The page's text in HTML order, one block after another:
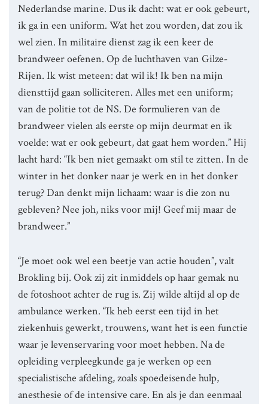
Nederlandse marine. Dus ik dacht: wat er ook gebeurt,
ik ga in een uniform. Wat het zou worden, dat zou ik
wel zien. In militaire dienst zag ik een keer de
brandweer oefenen. Op de luchthaven van Gilze-
Rijen. Ik wist meteen: dat wil ik! Ik ben na mijn
diensttijd gaan solliciteren. Alles met een uniform;
van de politie tot de NS. De formulieren van de
brandweer vielen als eerste op mijn deurmat en ik
voelde: wat er ook gebeurt, dat gaat hem worden.” Hij
lacht hard: “Ik ben niet gemaakt om stil te zitten. In de
winter in het donker naar je werk en in het donker
terug? Dan denkt mijn lichaam: waar is die zon nu
gebleven? Nee joh, niks voor mij! Geef mij maar de
brandweer.”
“Je moet ook wel een beetje van actie houden”, valt
Brokling bij. Ook zij zit inmiddels op haar gemak nu
de fotoshoot achter de rug is. Zij wilde altijd al op de
ambulance werken. “Ik heb eerst een tijd in het
ziekenhuis gewerkt, trouwens, want het is een functie
waar je levenservaring voor moet hebben. Na de
opleiding verpleegkunde ga je werken op een
specialistische afdeling, zoals spoedeisende hulp,
anesthesie of de intensive care. En als je dan eenmaal